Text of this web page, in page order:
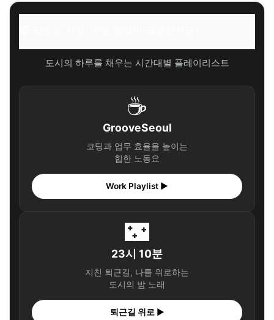
도시의 하루를 채우는 시간대별 플레이리스트
☕
GrooveSeoul
코딩과 업무 효율을 높이는
힙한 노동요
Work Playlist ▶
🌃
23시 10분
지친 퇴근길, 나를 위로하는
도시의 밤 노래
퇴근길 위로 ▶